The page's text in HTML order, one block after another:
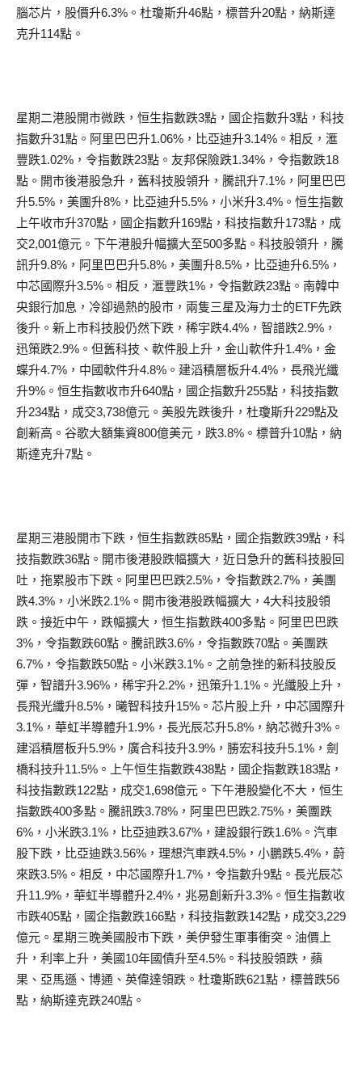
腦芯片，股價升6.3%。杜瓊斯升46點，標普升20點，納斯達
克升114點。
星期二港股開市微跌，恒生指數跌3點，國企指數升3點，科技
指數升31點。阿里巴巴升1.06%，比亞迪升3.14%。相反，滙
豐跌1.02%，令指數跌23點。友邦保險跌1.34%，令指數跌18
點。開市後港股急升，舊科技股領升，騰訊升7.1%，阿里巴巴
升5.5%，美團升8%，比亞迪升5.5%，小米升3.4%。恒生指數
上午收市升370點，國企指數升169點，科技指數升173點，成
交2,001億元。下午港股升幅擴大至500多點。科技股領升，騰
訊升9.8%，阿里巴巴升5.8%，美團升8.5%，比亞迪升6.5%，
中芯國際升3.5%。相反，滙豐跌1%，令指數跌23點。南韓中
央銀行加息，冷卻過熱的股市，兩隻三星及海力士的ETF先跌
後升。新上市科技股仍然下跌，稀宇跌4.4%，智譜跌2.9%，
迅策跌2.9%。但舊科技、軟件股上升，金山軟件升1.4%，金
蝶升4.7%，中國軟件升4.8%。建滔積層板升4.4%，長飛光纖
升9%。恒生指數收市升640點，國企指數升255點，科技指數
升234點，成交3,738億元。美股先跌後升，杜瓊斯升229點及
創新高。谷歌大額集資800億美元，跌3.8%。標普升10點，納
斯達克升7點。
星期三港股開市下跌，恒生指數跌85點，國企指數跌39點，科
技指數跌36點。開市後港股跌幅擴大，近日急升的舊科技股回
吐，拖累股市下跌。阿里巴巴跌2.5%，令指數跌2.7%，美團
跌4.3%，小米跌2.1%。開市後港股跌幅擴大，4大科技股領
跌。接近中午，跌幅擴大，恒生指數跌400多點。阿里巴巴跌
3%，令指數跌60點。騰訊跌3.6%，令指數跌70點。美團跌
6.7%，令指數跌50點。小米跌3.1%。之前急挫的新科技股反
彈，智譜升3.96%，稀宇升2.2%，迅策升1.1%。光纖股上升，
長飛光纖升8.5%，曦智科技升15%。芯片股上升，中芯國際升
3.1%，華虹半導體升1.9%，長光辰芯升5.8%，納芯微升3%。
建滔積層板升5.9%，廣合科技升3.9%，勝宏科技升5.1%，劍
橋科技升11.5%。上午恒生指數跌438點，國企指數跌183點，
科技指數跌122點，成交1,698億元。下午港股變化不大，恒生
指數跌400多點。騰訊跌3.78%，阿里巴巴跌2.75%，美團跌
6%，小米跌3.1%，比亞迪跌3.67%，建設銀行跌1.6%。汽車
股下跌，比亞迪跌3.56%，理想汽車跌4.5%，小鵬跌5.4%，蔚
來跌3.5%。相反，中芯國際升1.7%，令指數升9點。長光辰芯
升11.9%，華虹半導體升2.4%，兆易創新升3.3%。恒生指數收
市跌405點，國企指數跌166點，科技指數跌142點，成交3,229
億元。星期三晚美國股市下跌，美伊發生軍事衝突。油價上
升，利率上升，美國10年國債升至4.5%。科技股領跌，蘋
果、亞馬遜、博通、英偉達領跌。杜瓊斯跌621點，標普跌56
點，納斯達克跌240點。